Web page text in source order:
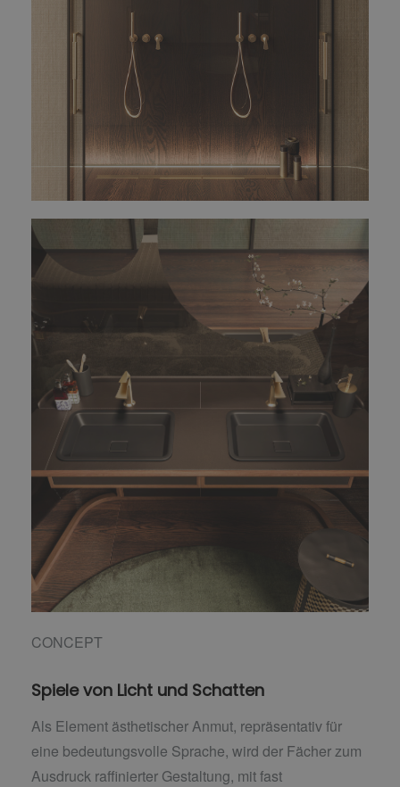
CONCEPT
Spiele von Licht und Schatten
Als Element ästhetischer Anmut, repräsentativ für
eine bedeutungsvolle Sprache, wird der Fächer zum
Ausdruck raffinierter Gestaltung, mit fast